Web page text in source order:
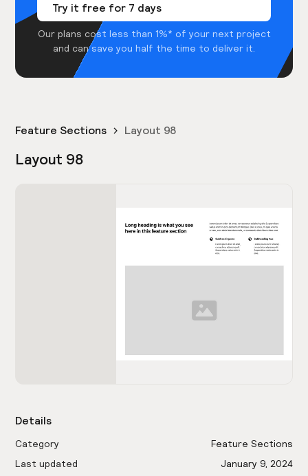
Try it free for 7 days
Our plans cost less than 1%* of your next project
and can save you half the time to deliver it.
Feature Sections Layout 98
Layout 98
Details
Category
Feature Sections
Last updated
January 9, 2024